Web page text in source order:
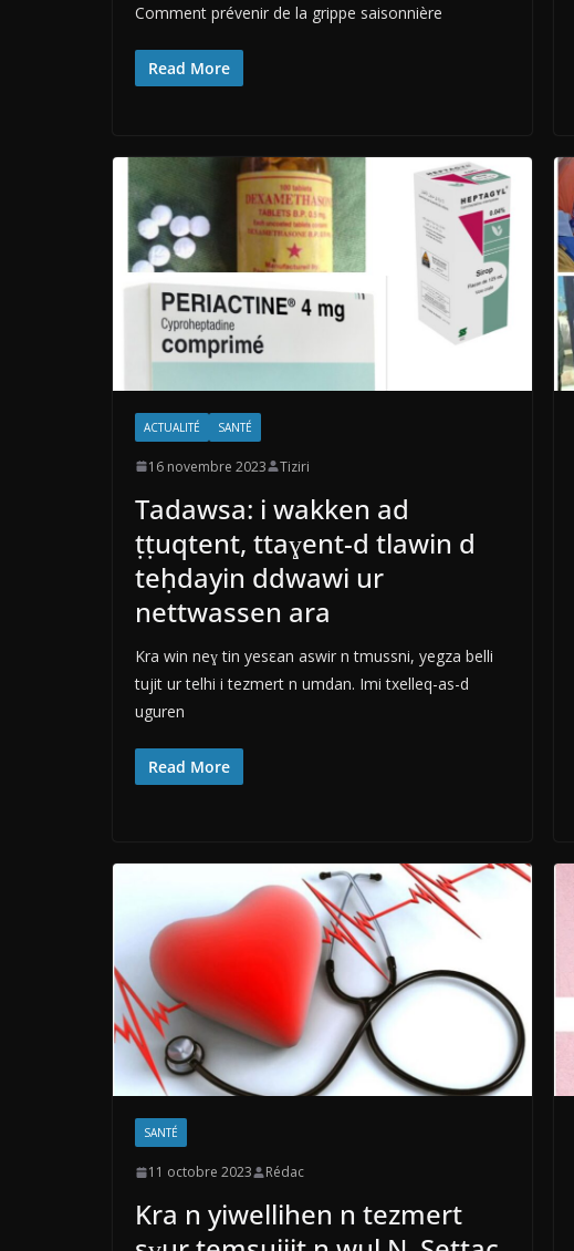
Comment prévenir de la grippe saisonnière
Read More
ACTUALITÉ SANTÉ
16 novembre 2023 Tiziri
Tadawsa: i wakken ad
ṭṭuqtent, ttaɣent-d tlawin d
teḥdayin ddwawi ur
nettwassen ara
Kra win neɣ tin yesεan aswir n tmussni, yegza belli
tujit ur telhi i tezmert n umdan. Imi txelleq-as-d
uguren
Read More
SANTÉ
11 octobre 2023 Rédac
Kra n yiwellihen n tezmert